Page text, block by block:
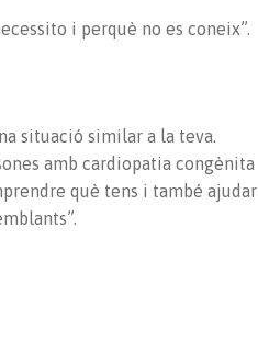
i perquè no es coneix”.
situació similar a la teva.
amb cardiopatia congènita
què tens i també ajudar